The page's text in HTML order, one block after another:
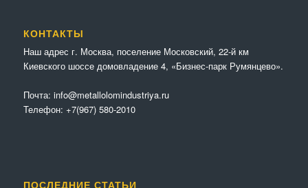
КОНТАКТЫ
Наш адрес г. Москва, поселение Московский, 22-й км
Киевского шоссе домовладение 4, «Бизнес-парк Румянцево».
Почта: info@metallolomindustriya.ru
Телефон: +7(967) 580-2010
ПОСЛЕДНИЕ СТАТЬИ